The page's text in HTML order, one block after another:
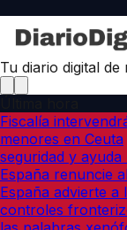
Tu diario digital
Fiscalía
menores en Ceuta
seguridad y
España renuncie
España advierte a
controles